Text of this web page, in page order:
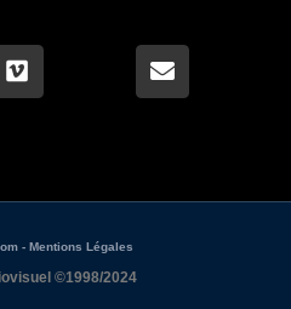
- Mentions Légales
©1998/2024